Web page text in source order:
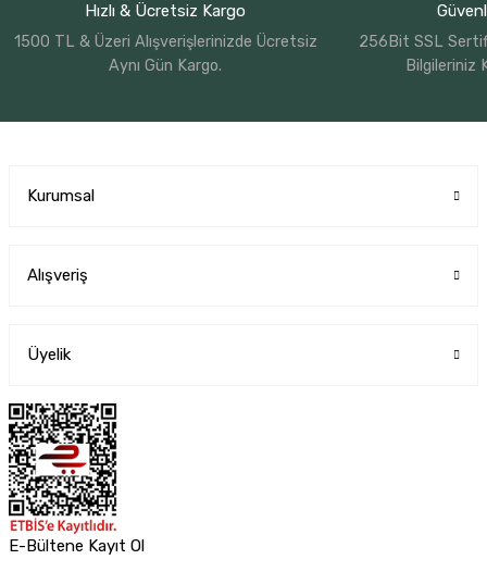
Hızlı & Ücretsiz Kargo
1500 TL & Üzeri Alışverişlerinizde Ücretsiz
Aynı Gün Kargo.
256Bit SSL
Bilgileriniz
Kurumsal
Alışveriş
Üyelik
E-Bültene Kayıt Ol